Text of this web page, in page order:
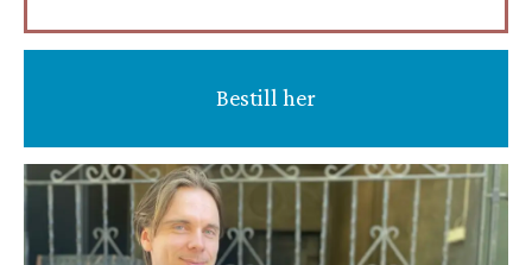
Bestill her